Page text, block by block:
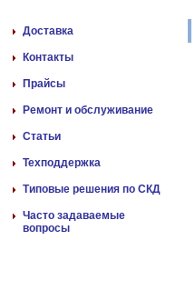
Доставка
Контакты
Прайсы
Ремонт и обслуживание
Статьи
Техподдержка
Типовые решения по СКД
Часто задаваемые
вопросы